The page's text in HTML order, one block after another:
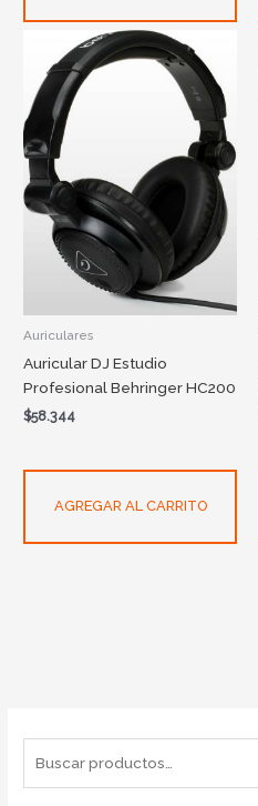
Auriculares
Auricular DJ Estudio
Profesional Behringer HC200
$58.344
AGREGAR AL CARRITO